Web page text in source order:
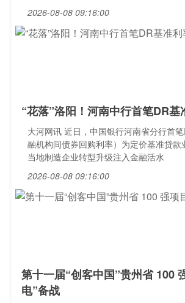
2026-08-08 09:16:00
“花落”洛阳！河南中行首笔DR
大河网讯 近日，中国银行河南省分行首
融机构间债券回购利率）为定价基准贷款
当地制造企业转型升级注入金融活水
2026-08-08 09:16:00
第十一届“创客中国”贵州省 100
电”备战